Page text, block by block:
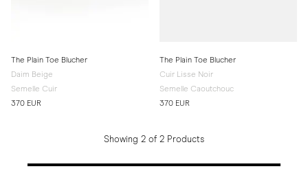
The Plain Toe Blucher
Daim Beige
Semelle Cuir
370 EUR
The Plain Toe Blucher
Cuir Lisse Noir
Semelle Caoutchouc
370 EUR
Showing 2 of 2 Products